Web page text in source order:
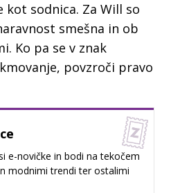
kot sodnica. Za Will so
smešna in ob
Ko pa se v znak
povzroči pravo
e-novičke in bodi na tekočem
modnimi trendi ter ostalimi